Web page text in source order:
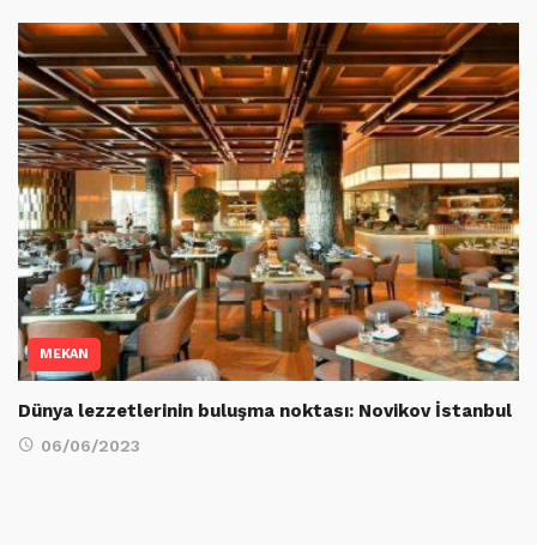
MEKAN
Dünya lezzetlerinin buluşma noktası: Novikov İstanbul
06/06/2023